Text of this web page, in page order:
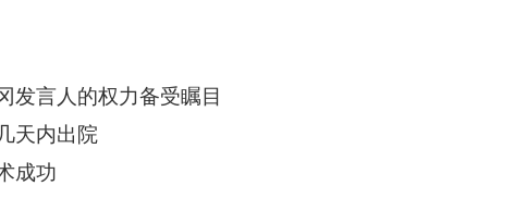
发言人的权力备受瞩目
天内出院
成功